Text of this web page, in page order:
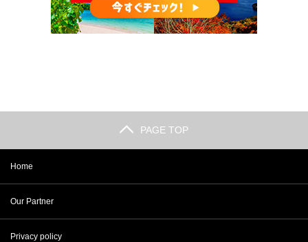
PAGE TOP
Home
Our Partner
Privacy policy